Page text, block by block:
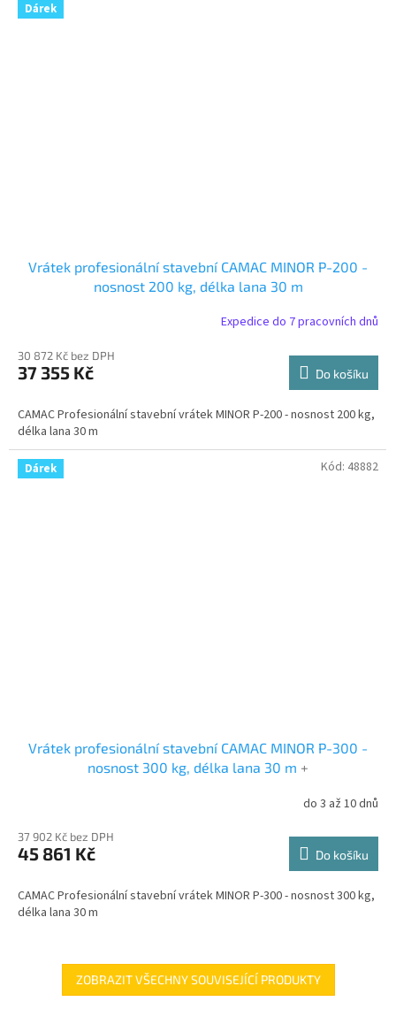
Dárek
Vrátek profesionální stavební CAMAC MINOR P-200 -
nosnost 200 kg, délka lana 30 m
Expedice do 7 pracovních dnů
30 872 Kč bez DPH
37 355 Kč Do košíku
CAMAC Profesionální stavební vrátek MINOR P-200 - nosnost 200 kg,
délka lana 30 m
Dárek
Vrátek profesionální stavební CAMAC MINOR P-300 -
nosnost 300 kg, délka lana 30 m +
do 3 až 10 dnů
37 902 Kč bez DPH
45 861 Kč Do košíku
CAMAC Profesionální stavební vrátek MINOR P-300 - nosnost 300 kg,
délka lana 30 m
Kód: 48882
ZOBRAZIT VŠECHNY SOUVISEJÍCÍ PRODUKTY